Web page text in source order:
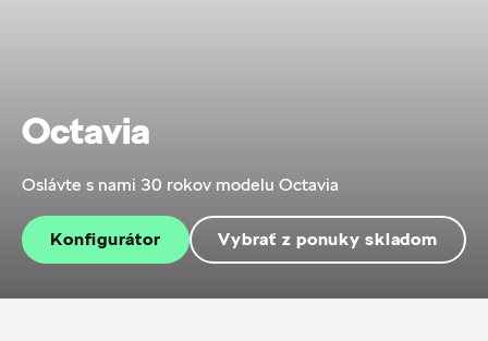
Octavia
Oslávte s nami 30 rokov modelu Octavia
Konfigurátor Vybrať z ponuky skladom